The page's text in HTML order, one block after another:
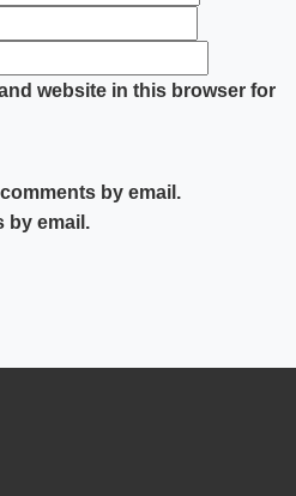
website in this browser for
by email.
by email.